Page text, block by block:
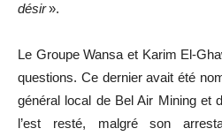
désir».
Le Groupe Wansa et Karim El-
questions. Ce dernier avait été
général local de Bel Air Mining et
l’est resté, malgré son